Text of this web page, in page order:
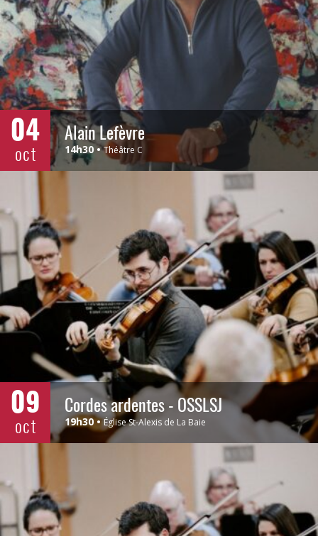
04
oct
Alain Lefèvre
14h30 Théâtre C
09
oct
Cordes ardentes - OSSLSJ
19h30 Église St-Alexis de La Baie